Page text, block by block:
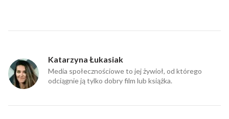
Katarzyna Łukasiak
Media społecznościowe to jej żywioł, od którego
odciągnie ją tylko dobry film lub książka.